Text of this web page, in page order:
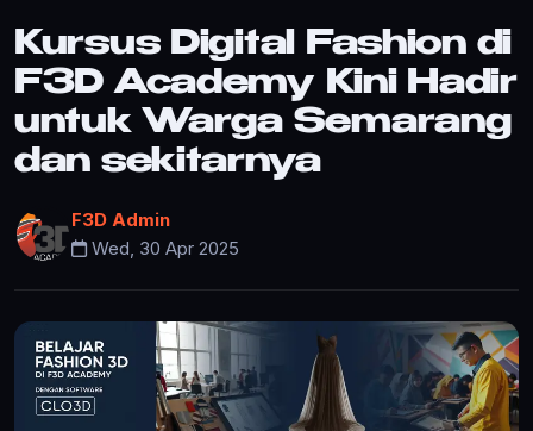
Kursus Digital Fashion di
F3D Academy Kini Hadir
untuk Warga Semarang
dan sekitarnya
F3D Admin
Wed, 30 Apr 2025